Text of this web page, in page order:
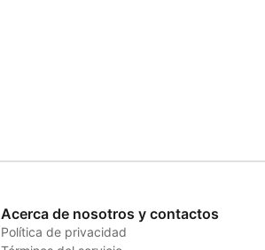
Acerca de nosotros y contactos
Política de privacidad